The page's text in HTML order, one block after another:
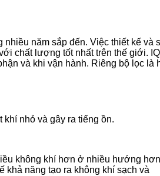
năm sắp đến. Việc thiết kế
chất lượng tốt nhất trên thế giới.
và khi vận hành. Riêng bộ lọc
nhỏ và gây ra tiếng ồn.
không khí hơn ở nhiều hướng hơn
khả năng tạo ra không khí sạch và